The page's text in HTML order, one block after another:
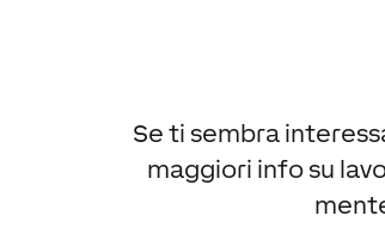
Se ti sembra
maggiori info su